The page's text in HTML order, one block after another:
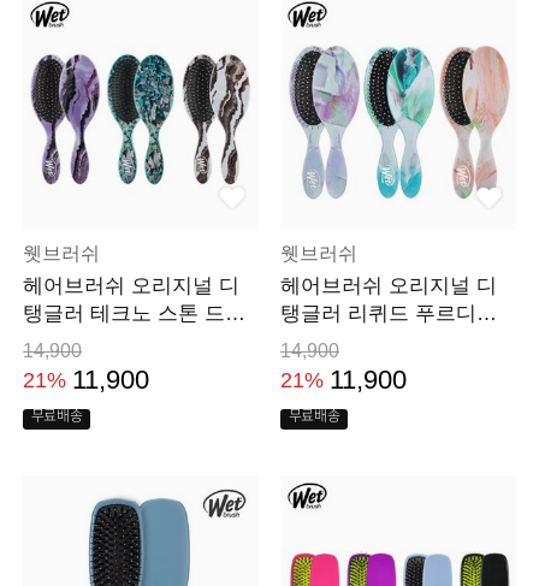
웻브러쉬
헤어브러쉬 오리지널 디
탱글러 테크노 스톤 드라
이 머리 빗
14,900
21% 11,900
무료배송
웻브러쉬
헤어브러쉬 오리지널 디
탱글러 리퀴드 푸르디티
드라이 머리 빗
14,900
21% 11,900
무료배송